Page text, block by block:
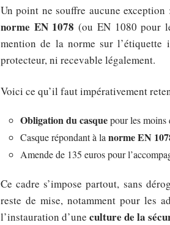
Un point ne souffre aucune
norme EN 1078 (ou EN 1080 pour
mention de la norme sur l’étiquette
protecteur, ni recevable légalement.
Voici ce qu’il faut impérativement
Obligation du casquepour les moins
Casque répondant à la norme EN
Amende de 135 euros pour
Ce cadre s’impose partout, sans
reste de mise, notamment pour les
l’instauration d’une culture de la